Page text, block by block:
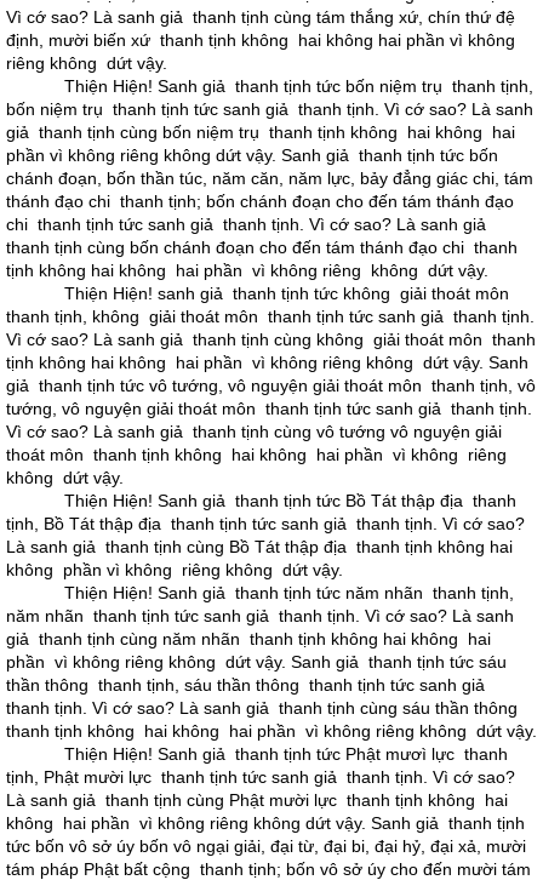
Vì cớ sao? Là sanh giả thanh tịnh cùng tám thắng xứ, chín thứ đệ
định, mười biến xứ thanh tịnh không hai không hai phần vì không
riêng không dứt vậy.
Thiện Hiện! Sanh giả thanh tịnh tức bốn niệm trụ thanh tịnh,
bốn niệm trụ thanh tịnh tức sanh giả thanh tịnh. Vì cớ sao? Là sanh
giả thanh tịnh cùng bốn niệm trụ thanh tịnh không hai không hai
phần vì không riêng không dứt vậy. Sanh giả thanh tịnh tức bốn
chánh đoạn, bốn thần túc, năm căn, năm lực, bảy đẳng giác chi, tám
thánh đạo chi thanh tịnh; bốn chánh đoạn cho đến tám thánh đạo
chi thanh tịnh tức sanh giả thanh tịnh. Vì cớ sao? Là sanh giả
thanh tịnh cùng bốn chánh đoạn cho đến tám thánh đạo chi thanh
tịnh không hai không hai phần vì không riêng không dứt vậy.
Thiện Hiện! sanh giả thanh tịnh tức không giải thoát môn
thanh tịnh, không giải thoát môn thanh tịnh tức sanh giả thanh tịnh.
Vì cớ sao? Là sanh giả thanh tịnh cùng không giải thoát môn thanh
tịnh không hai không hai phần vì không riêng không dứt vậy. Sanh
giả thanh tịnh tức vô tướng, vô nguyện giải thoát môn thanh tịnh, vô
tướng, vô nguyện giải thoát môn thanh tịnh tức sanh giả thanh tịnh.
Vì cớ sao? Là sanh giả thanh tịnh cùng vô tướng vô nguyện giải
thoát môn thanh tịnh không hai không hai phần vì không riêng
không dứt vậy.
Thiện Hiện! Sanh giả thanh tịnh tức Bồ Tát thập địa thanh
tịnh, Bồ Tát thập địa thanh tịnh tức sanh giả thanh tịnh. Vì cớ sao?
Là sanh giả thanh tịnh cùng Bồ Tát thập địa thanh tịnh không hai
không phần vì không riêng không dứt vậy.
Thiện Hiện! Sanh giả thanh tịnh tức năm nhãn thanh tịnh,
năm nhãn thanh tịnh tức sanh giả thanh tịnh. Vì cớ sao? Là sanh
giả thanh tịnh cùng năm nhãn thanh tịnh không hai không hai
phần vì không riêng không dứt vậy. Sanh giả thanh tịnh tức sáu
thần thông thanh tịnh, sáu thần thông thanh tịnh tức sanh giả
thanh tịnh. Vì cớ sao? Là sanh giả thanh tịnh cùng sáu thần thông
thanh tịnh không hai không hai phần vì không riêng không dứt vậy.
Thiện Hiện! Sanh giả thanh tịnh tức Phật mươì lực thanh
tịnh, Phật mười lực thanh tịnh tức sanh giả thanh tịnh. Vì cớ sao?
Là sanh giả thanh tịnh cùng Phật mười lực thanh tịnh không hai
không hai phần vì không riêng không dứt vậy. Sanh giả thanh tịnh
tức bốn vô sở úy bốn vô ngại giải, đại từ, đại bi, đại hỷ, đại xả, mười
tám pháp Phật bất cộng thanh tịnh; bốn vô sở úy cho đến mười tám